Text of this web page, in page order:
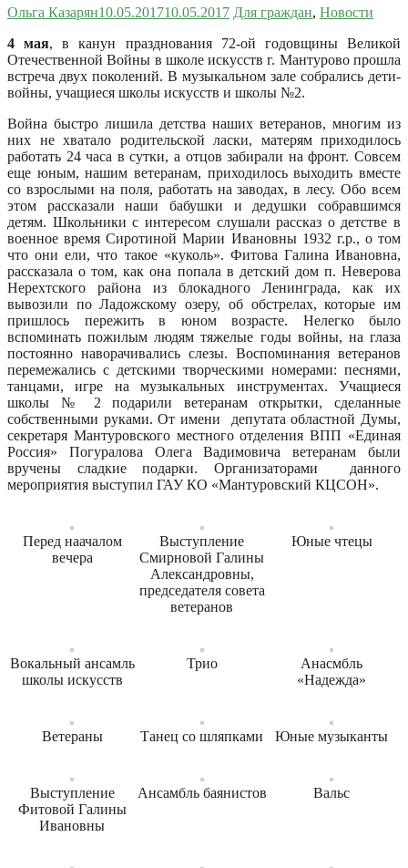
Ольга Казарян10.05.201710.05.2017 Для граждан, Новости
4 мая, в канун празднования 72-ой годовщины Великой
Отечественной Войны в школе искусств г. Мантурово прошла
встреча двух поколений. В музыкальном зале собрались дети-
войны, учащиеся школы искусств и школы №2.
Война быстро лишила детства наших ветеранов, многим из
них не хватало родительской ласки, матерям приходилось
работать 24 часа в сутки, а отцов забирали на фронт. Совсем
еще юным, нашим ветеранам, приходилось выходить вместе
со взрослыми на поля, работать на заводах, в лесу. Обо всем
этом рассказали наши бабушки и дедушки собравшимся
детям. Школьники с интересом слушали рассказ о детстве в
военное время Сиротиной Марии Ивановны 1932 г.р., о том
что они ели, что такое «куколь». Фитова Галина Ивановна,
рассказала о том, как она попала в детский дом п. Неверова
Нерехтского района из блокадного Ленинграда, как их
вывозили по Ладожскому озеру, об обстрелах, которые им
пришлось пережить в юном возрасте. Нелегко было
вспоминать пожилым людям тяжелые годы войны, на глаза
постоянно наворачивались слезы. Воспоминания ветеранов
перемежались с детскими творческими номерами: песнями,
танцами, игре на музыкальных инструментах. Учащиеся
школы № 2 подарили ветеранам открытки, сделанные
собственными руками. От имени депутата областной Думы,
секретаря Мантуровского местного отделения ВПП «Единая
Россия» Погуралова Олега Вадимовича ветеранам были
вручены сладкие подарки. Организаторами данного
мероприятия выступил ГАУ КО «Мантуровский КЦСОН».
Перед наачалом
вечера
Выступление
Смирновой Галины
Александровны,
председателя совета
ветеранов
Юные чтецы
Вокальный ансамль
школы искусств
Трио
Анасмбль
«Надежда»
Ветераны Танец со шляпками Юные музыканты
Выступление
Фитовой Галины
Ивановны
Ансамбль баянистов Вальс